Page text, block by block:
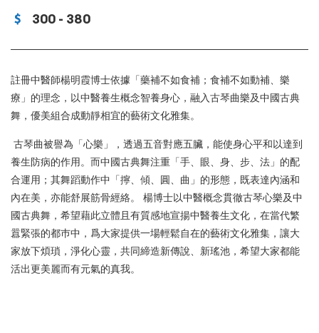
300 - 380
註冊中醫師楊明霞博士依據「藥補不如食補；食補不如動補、樂
療」的理念，以中醫養生概念智養身心，融入古琴曲樂及中國古典
舞，優美組合成動靜相宜的藝術文化雅集。
古琴曲被譽為「心樂」，透過五音對應五臟，能使身心平和以達到
養生防病的作用。而中國古典舞注重「手、眼、身、步、法」的配
合運用；其舞蹈動作中「擰、傾、圓、曲」的形態，既表達內涵和
內在美，亦能舒展筋骨經絡。 楊博士以中醫概念貫徹古琴心樂及中
國古典舞，希望藉此立體且有質感地宣揚中醫養生文化，在當代繁
囂緊張的都巿中，爲大家提供一場輕鬆自在的藝術文化雅集，讓大
家放下煩瑣，淨化心靈，共同締造新傳說、新瑤池，希望大家都能
活出更美麗而有元氣的真我。